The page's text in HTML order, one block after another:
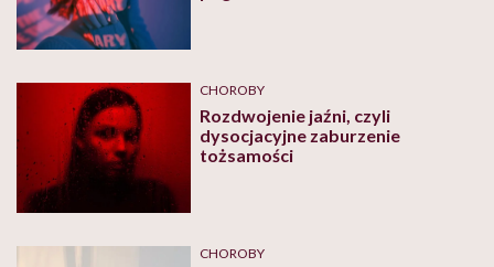
CHOROBY
Rozdwojenie jaźni, czyli
dysocjacyjne zaburzenie
tożsamości
CHOROBY